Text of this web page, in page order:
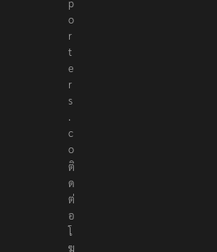
p
o
r
t
e
r
s
.
c
o
ติ
ด
ต่
อ
โ
ฆ